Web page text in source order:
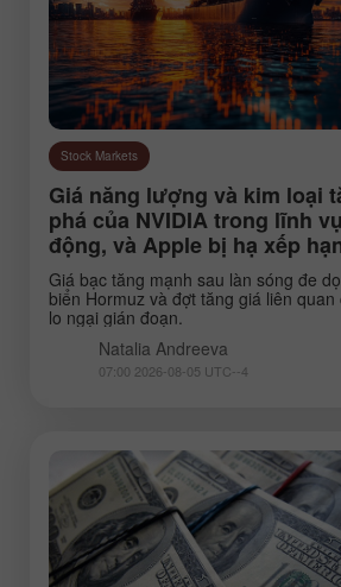
Stock Markets
Giá năng lượng và kim loại
phá của NVIDIA trong lĩnh
động, và Apple bị hạ xếp
Giá bạc tăng mạnh sau làn sóng đe
biển Hormuz và đợt tăng giá liên
lo ngại gián đoạn.
Natalia Andreeva
07:00 2026-08-05 UTC--4